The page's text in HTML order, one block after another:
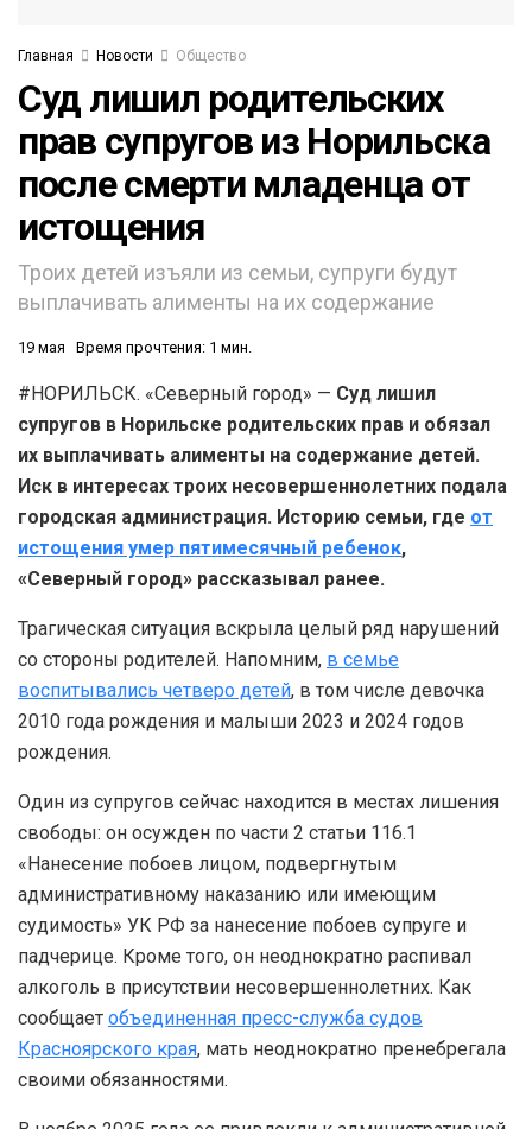
Главная Новости Общество
Суд лишил родительских
прав супругов из Норильска
после смерти младенца от
истощения
Троих детей изъяли из семьи, супруги будут
выплачивать алименты на их содержание
19 мая Время прочтения: 1 мин.
#НОРИЛЬСК. «Северный город» — Суд лишил
супругов в Норильске родительских прав и обязал
их выплачивать алименты на содержание детей.
Иск в интересах троих несовершеннолетних подала
городская администрация. Историю семьи, где от
истощения умер пятимесячный ребенок,
«Северный город» рассказывал ранее.
Трагическая ситуация вскрыла целый ряд нарушений
со стороны родителей. Напомним, в семье
воспитывались четверо детей, в том числе девочка
2010 года рождения и малыши 2023 и 2024 годов
рождения.
Один из супругов сейчас находится в местах лишения
свободы: он осужден по части 2 статьи 116.1
«Нанесение побоев лицом, подвергнутым
административному наказанию или имеющим
судимость» УК РФ за нанесение побоев супруге и
падчерице. Кроме того, он неоднократно распивал
алкоголь в присутствии несовершеннолетних. Как
сообщает объединенная пресс-служба судов
Красноярского края, мать неоднократно пренебрегала
своими обязанностями.